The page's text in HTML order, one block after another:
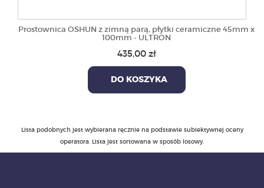
Prostownica OSHUN z zimną parą, płytki ceramiczne 45mm x
100mm - ULTRON
435,00 zł
DO KOSZYKA
Lista podobnych jest wybierana ręcznie na podstawie subiektywnej oceny
operatora. Lista jest sortowana w sposób losowy.